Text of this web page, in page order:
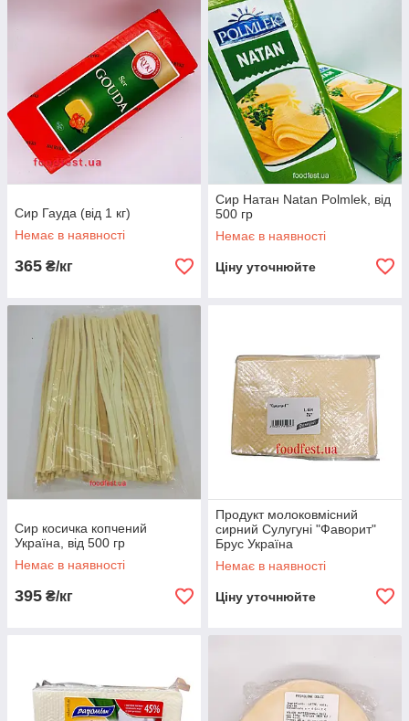
Сир Гауда (від 1 кг)
Немає в наявності
365 ₴/кг
Сир Натан Natan Polmlek, від
500 гр
Немає в наявності
Ціну уточнюйте
Сир косичка копчений
Україна, від 500 гр
Немає в наявності
395 ₴/кг
Продукт молоковмісний
сирний Сулугуні "Фаворит"
Брус Україна
Немає в наявності
Ціну уточнюйте